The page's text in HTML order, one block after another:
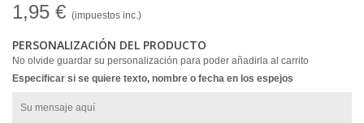
1,95 € (impuestos inc.)
PERSONALIZACIÓN DEL PRODUCTO
No olvide guardar su personalización para poder añadirla al carrito
Especificar si se quiere texto, nombre o fecha en los espejos